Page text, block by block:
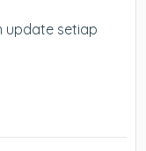
update setiap